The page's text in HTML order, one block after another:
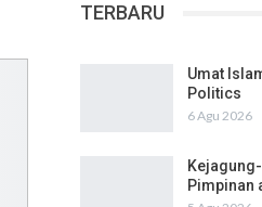
TERBARU
Umat
Politics
6 Agu 2026
Pimpinan